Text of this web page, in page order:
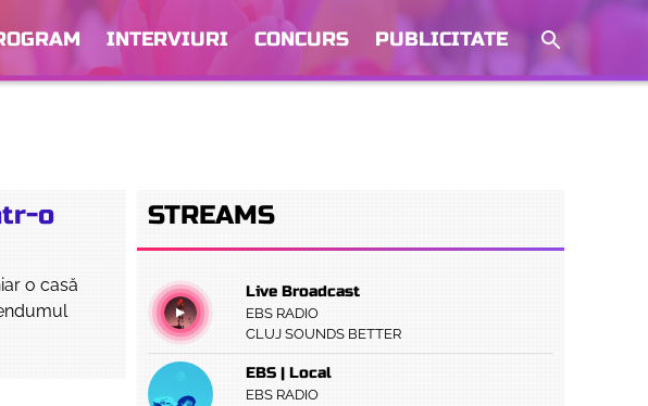
INTERVIURI CONCURS PUBLICITATE
o
o casă
STREAMS
Live Broadcast
EBS RADIO
CLUJ SOUNDS BETTER
EBS | Local
EBS RADIO